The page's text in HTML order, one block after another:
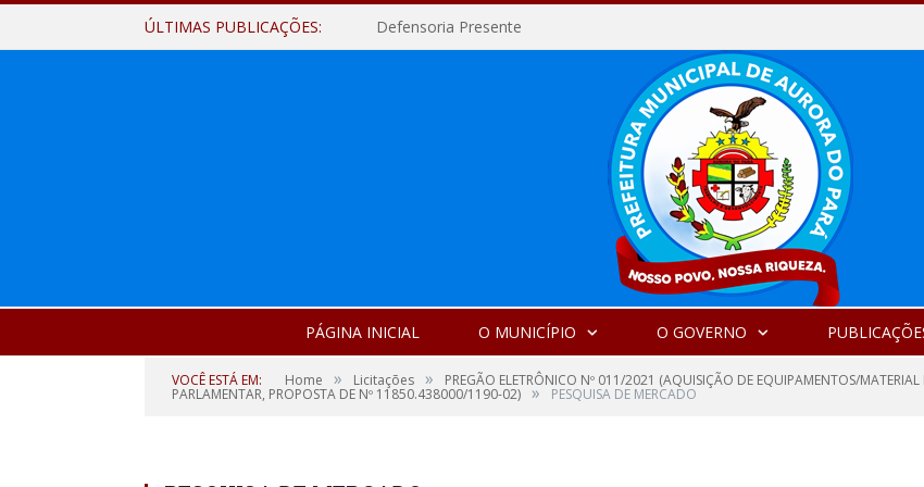
ÚLTIMAS PUBLICAÇÕES: Defensoria Presente
PÁGINA INICIAL O MUNICÍPIO O GOVERNO
VOCÊ ESTÁ EM: Home » Licitações » PREGÃO ELETRÔNICO Nº 011/2021 (AQUISIÇÃO DE EQUIPAMENTOS/
PARLAMENTAR, PROPOSTA DE Nº 11850.438000/1190-02) » PESQUISA DE MERCADO